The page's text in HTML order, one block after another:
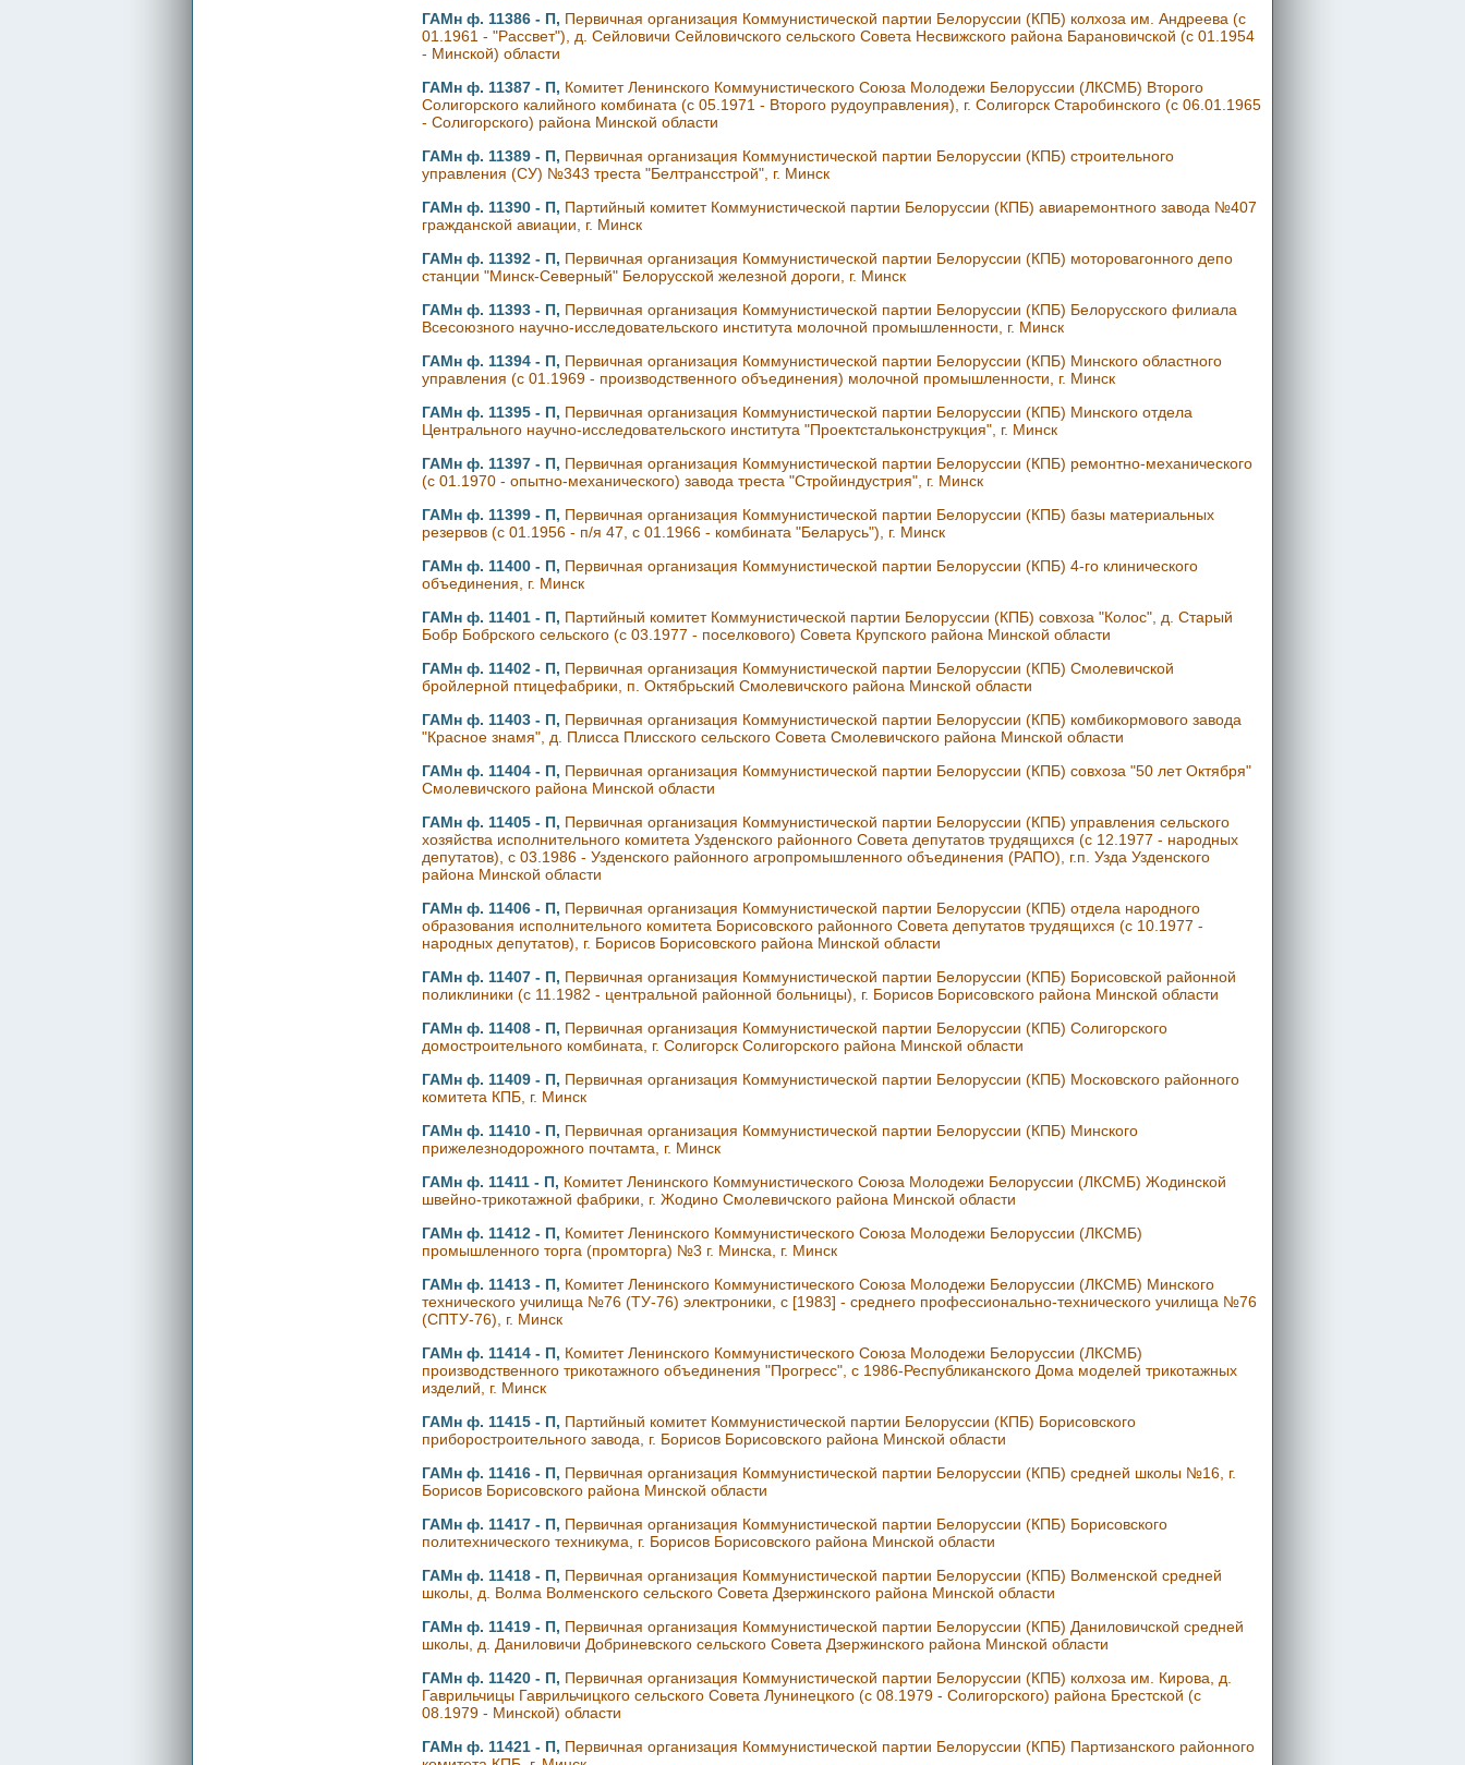
ГАМн ф. 11386 - П, Первичная организация Коммунистической партии Белоруссии (КПБ) колхоза им. Андреева (с
01.1961 - "Рассвет"), д. Сейловичи Сейловичского сельского Совета Несвижского района Барановичской (с 01.1954
- Минской) области
ГАМн ф. 11387 - П, Комитет Ленинского Коммунистического Союза Молодежи Белоруссии (ЛКСМБ) Второго
Солигорского калийного комбината (с 05.1971 - Второго рудоуправления), г. Солигорск Старобинского (с 06.01.1965
- Солигорского) района Минской области
ГАМн ф. 11389 - П, Первичная организация Коммунистической партии Белоруссии (КПБ) строительного
управления (СУ) №343 треста "Белтрансстрой", г. Минск
ГАМн ф. 11390 - П, Партийный комитет Коммунистической партии Белоруссии (КПБ) авиаремонтного завода №407
гражданской авиации, г. Минск
ГАМн ф. 11392 - П, Первичная организация Коммунистической партии Белоруссии (КПБ) моторовагонного депо
станции "Минск-Северный" Белорусской железной дороги, г. Минск
ГАМн ф. 11393 - П, Первичная организация Коммунистической партии Белоруссии (КПБ) Белорусского филиала
Всесоюзного научно-исследовательского института молочной промышленности, г. Минск
ГАМн ф. 11394 - П, Первичная организация Коммунистической партии Белоруссии (КПБ) Минского областного
управления (с 01.1969 - производственного объединения) молочной промышленности, г. Минск
ГАМн ф. 11395 - П, Первичная организация Коммунистической партии Белоруссии (КПБ) Минского отдела
Центрального научно-исследовательского института "Проектстальконструкция", г. Минск
ГАМн ф. 11397 - П, Первичная организация Коммунистической партии Белоруссии (КПБ) ремонтно-механического
(с 01.1970 - опытно-механического) завода треста "Стройиндустрия", г. Минск
ГАМн ф. 11399 - П, Первичная организация Коммунистической партии Белоруссии (КПБ) базы материальных
резервов (с 01.1956 - п/я 47, с 01.1966 - комбината "Беларусь"), г. Минск
ГАМн ф. 11400 - П, Первичная организация Коммунистической партии Белоруссии (КПБ) 4-го клинического
объединения, г. Минск
ГАМн ф. 11401 - П, Партийный комитет Коммунистической партии Белоруссии (КПБ) совхоза "Колос", д. Старый
Бобр Бобрского сельского (с 03.1977 - поселкового) Совета Крупского района Минской области
ГАМн ф. 11402 - П, Первичная организация Коммунистической партии Белоруссии (КПБ) Смолевичской
бройлерной птицефабрики, п. Октябрьский Смолевичского района Минской области
ГАМн ф. 11403 - П, Первичная организация Коммунистической партии Белоруссии (КПБ) комбикормового завода
"Красное знамя", д. Плисса Плисского сельского Совета Смолевичского района Минской области
ГАМн ф. 11404 - П, Первичная организация Коммунистической партии Белоруссии (КПБ) совхоза "50 лет Октября"
Смолевичского района Минской области
ГАМн ф. 11405 - П, Первичная организация Коммунистической партии Белоруссии (КПБ) управления сельского
хозяйства исполнительного комитета Узденского районного Совета депутатов трудящихся (с 12.1977 - народных
депутатов), с 03.1986 - Узденского районного агропромышленного объединения (РАПО), г.п. Узда Узденского
района Минской области
ГАМн ф. 11406 - П, Первичная организация Коммунистической партии Белоруссии (КПБ) отдела народного
образования исполнительного комитета Борисовского районного Совета депутатов трудящихся (с 10.1977 -
народных депутатов), г. Борисов Борисовского района Минской области
ГАМн ф. 11407 - П, Первичная организация Коммунистической партии Белоруссии (КПБ) Борисовской районной
поликлиники (с 11.1982 - центральной районной больницы), г. Борисов Борисовского района Минской области
ГАМн ф. 11408 - П, Первичная организация Коммунистической партии Белоруссии (КПБ) Солигорского
домостроительного комбината, г. Солигорск Солигорского района Минской области
ГАМн ф. 11409 - П, Первичная организация Коммунистической партии Белоруссии (КПБ) Московского районного
комитета КПБ, г. Минск
ГАМн ф. 11410 - П, Первичная организация Коммунистической партии Белоруссии (КПБ) Минского
прижелезнодорожного почтамта, г. Минск
ГАМн ф. 11411 - П, Комитет Ленинского Коммунистического Союза Молодежи Белоруссии (ЛКСМБ) Жодинской
швейно-трикотажной фабрики, г. Жодино Смолевичского района Минской области
ГАМн ф. 11412 - П, Комитет Ленинского Коммунистического Союза Молодежи Белоруссии (ЛКСМБ)
промышленного торга (промторга) №3 г. Минска, г. Минск
ГАМн ф. 11413 - П, Комитет Ленинского Коммунистического Союза Молодежи Белоруссии (ЛКСМБ) Минского
технического училища №76 (ТУ-76) электроники, с [1983] - среднего профессионально-технического училища №76
(СПТУ-76), г. Минск
ГАМн ф. 11414 - П, Комитет Ленинского Коммунистического Союза Молодежи Белоруссии (ЛКСМБ)
производственного трикотажного объединения "Прогресс", с 1986-Республиканского Дома моделей трикотажных
изделий, г. Минск
ГАМн ф. 11415 - П, Партийный комитет Коммунистической партии Белоруссии (КПБ) Борисовского
приборостроительного завода, г. Борисов Борисовского района Минской области
ГАМн ф. 11416 - П, Первичная организация Коммунистической партии Белоруссии (КПБ) средней школы №16, г.
Борисов Борисовского района Минской области
ГАМн ф. 11417 - П, Первичная организация Коммунистической партии Белоруссии (КПБ) Борисовского
политехнического техникума, г. Борисов Борисовского района Минской области
ГАМн ф. 11418 - П, Первичная организация Коммунистической партии Белоруссии (КПБ) Волменской средней
школы, д. Волма Волменского сельского Совета Дзержинского района Минской области
ГАМн ф. 11419 - П, Первичная организация Коммунистической партии Белоруссии (КПБ) Даниловичской средней
школы, д. Даниловичи Добриневского сельского Совета Дзержинского района Минской области
ГАМн ф. 11420 - П, Первичная организация Коммунистической партии Белоруссии (КПБ) колхоза им. Кирова, д.
Гаврильчицы Гаврильчицкого сельского Совета Лунинецкого (с 08.1979 - Солигорского) района Брестской (с
08.1979 - Минской) области
ГАМн ф. 11421 - П, Первичная организация Коммунистической партии Белоруссии (КПБ) Партизанского районного